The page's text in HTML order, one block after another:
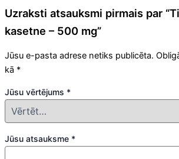
Uzraksti atsauksmi pirmais par
kasetne – 500 mg”
Jūsu e-pasta adrese netiks publicēta.
kā *
Jūsu vērtējums *
Jūsu atsauksme *